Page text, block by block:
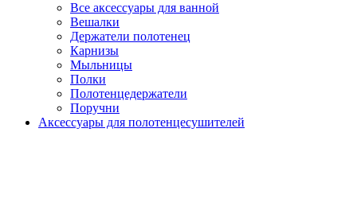
Все аксессуары для ванной
Вешалки
Держатели полотенец
Карнизы
Мыльницы
Полки
Полотенцедержатели
Поручни
Аксессуары для полотенцесушителей